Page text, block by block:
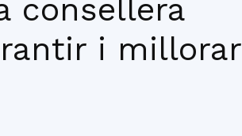
consellera
i millorar